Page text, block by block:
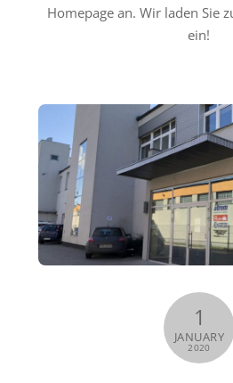
Homepage an. Wir laden Sie
ein!
1
JANUARY
2020